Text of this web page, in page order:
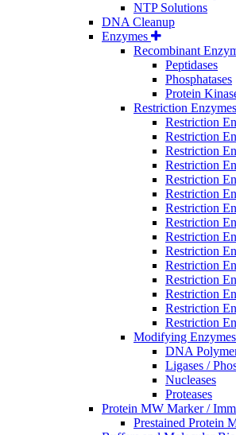
NTP Solutions
DNA Cleanup
Enzymes
Recombinant
Peptidases
Phosphatases
Protein
Restriction Enzymes
Restriction
Restriction
Restriction
Restriction
Restriction
Restriction
Restriction
Restriction
Restriction
Restriction
Restriction
Restriction
Restriction
Restriction
Restriction
Modifying Enzymes
DNA
Ligases /
Nucleases
Proteases
Protein MW Marker /
Prestained Protein